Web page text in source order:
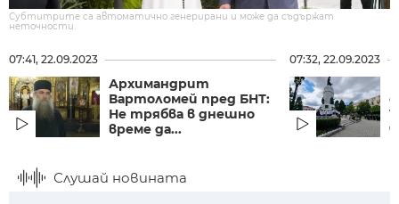
Субтитрите са автоматично генерирани и може да съдържат
неточности.
07:41, 22.09.2023
Архимандрит
Вартоломей пред БНТ:
Не трябва в днешно
време да...
07:32, 22.09.2023
Слушай новината